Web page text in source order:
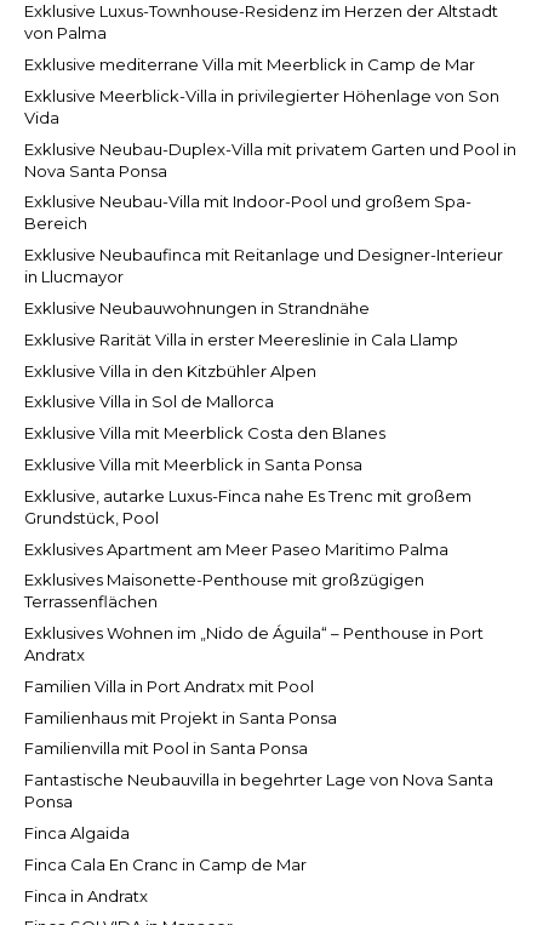
Exklusive Luxus-Townhouse-Residenz im Herzen der Altstadt
von Palma
Exklusive mediterrane Villa mit Meerblick in Camp de Mar
Exklusive Meerblick-Villa in privilegierter Höhenlage von Son
Vida
Exklusive Neubau-Duplex-Villa mit privatem Garten und Pool in
Nova Santa Ponsa
Exklusive Neubau-Villa mit Indoor-Pool und großem Spa-
Bereich
Exklusive Neubaufinca mit Reitanlage und Designer-Interieur
in Llucmayor
Exklusive Neubauwohnungen in Strandnähe
Exklusive Rarität Villa in erster Meereslinie in Cala Llamp
Exklusive Villa in den Kitzbühler Alpen
Exklusive Villa in Sol de Mallorca
Exklusive Villa mit Meerblick Costa den Blanes
Exklusive Villa mit Meerblick in Santa Ponsa
Exklusive, autarke Luxus-Finca nahe Es Trenc mit großem
Grundstück, Pool
Exklusives Apartment am Meer Paseo Maritimo Palma
Exklusives Maisonette-Penthouse mit großzügigen
Terrassenflächen
Exklusives Wohnen im „Nido de Águila“ – Penthouse in Port
Andratx
Familien Villa in Port Andratx mit Pool
Familienhaus mit Projekt in Santa Ponsa
Familienvilla mit Pool in Santa Ponsa
Fantastische Neubauvilla in begehrter Lage von Nova Santa
Ponsa
Finca Algaida
Finca Cala En Cranc in Camp de Mar
Finca in Andratx